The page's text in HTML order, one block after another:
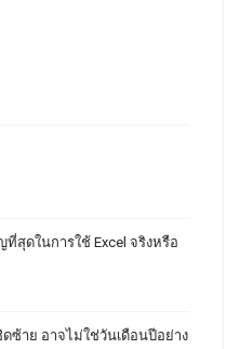
สุดในการใช้ Excel จริงหรือ
ซ้าย อาจไม่ใช่วันเดือนปีอย่าง